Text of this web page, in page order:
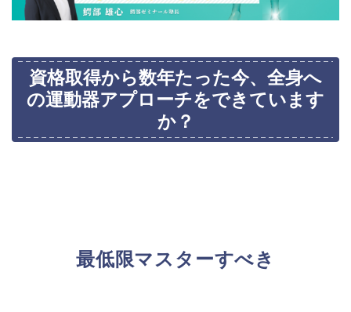
資格取得から数年たった今、全身へ
の運動器アプローチをできています
か？
最低限マスターすべき